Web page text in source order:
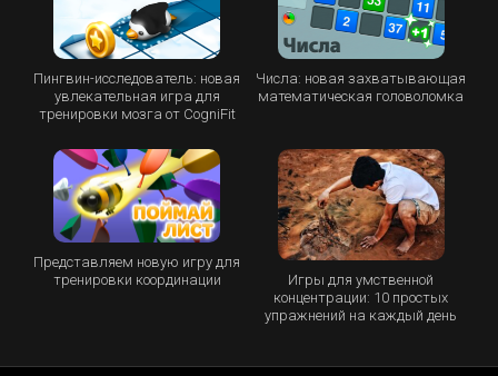
Пингвин-исследователь: новая
увлекательная игра для
тренировки мозга от CogniFit
Числа: новая захватывающая
математическая головоломка
Представляем новую игру для
тренировки координации
Игры для умственной
концентрации: 10 простых
упражнений на каждый день